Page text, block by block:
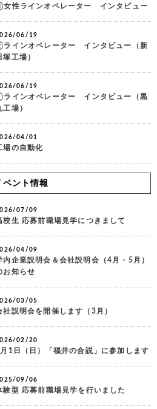
性ラインオペレーター インタビュー
06/19
インオペレーター インタビュー（新
塚工場）
06/19
インオペレーター インタビュー（黒
工場）
04/01
場の自動化
ベント情報
07/09
校生 応募前職場見学につきまして
04/09
内企業説明会＆会社説明会（4月・5月）
お知らせ
03/05
社説明会を開催します（3月）
02/20
1日（日）「福井の合説」に参加します
09/06
験型 応募前職場見学を行いました